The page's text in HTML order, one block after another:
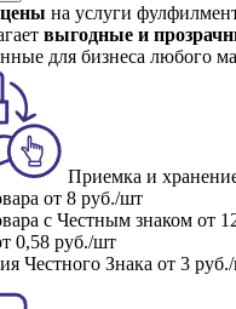
на услуги
выгодные и
для бизнеса любого
Приемка и
от 8 руб./шт
с Честным знаком от
0,58 руб./шт
Честного Знака от 3